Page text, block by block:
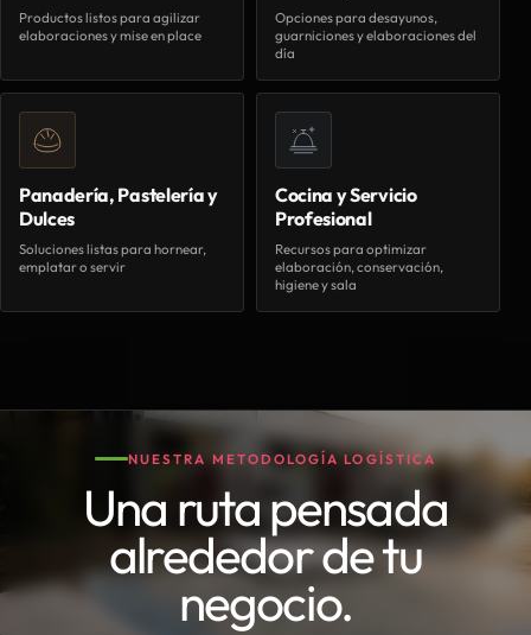
Productos listos para agilizar
elaboraciones y mise en place
Opciones para desayunos,
guarniciones y elaboraciones del
día
Panadería, Pastelería y
Dulces
Soluciones listas para hornear,
emplatar o servir
Cocina y Servicio
Profesional
Recursos para optimizar
elaboración, conservación,
higiene y sala
NUESTRA METODOLOGÍA LOGÍSTICA
Una ruta pensada
alrededor de tu
negocio.